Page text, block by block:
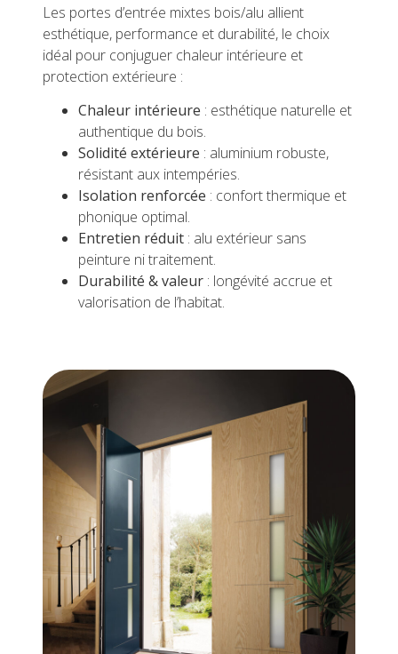
Les portes d’entrée mixtes bois/alu allient
esthétique, performance et durabilité, le choix
idéal pour conjuguer chaleur intérieure et
protection extérieure :
Chaleur intérieure : esthétique naturelle et
authentique du bois.
Solidité extérieure : aluminium robuste,
résistant aux intempéries.
Isolation renforcée : confort thermique et
phonique optimal.
Entretien réduit : alu extérieur sans
peinture ni traitement.
Durabilité & valeur : longévité accrue et
valorisation de l’habitat.